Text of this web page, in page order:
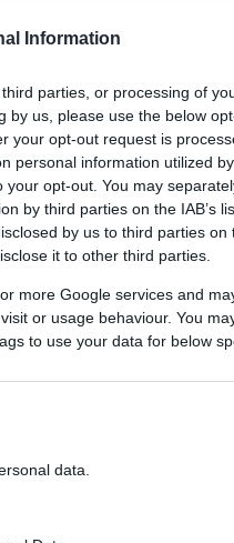
Information
parties, or processing of
by us, please use the below
your opt-out request is
personal information utilized
opt-out. You may
by third parties on the IAB’s
by us to third parties on
it to other third parties.
more Google services and
or usage behaviour. You
to use your data for below
data.